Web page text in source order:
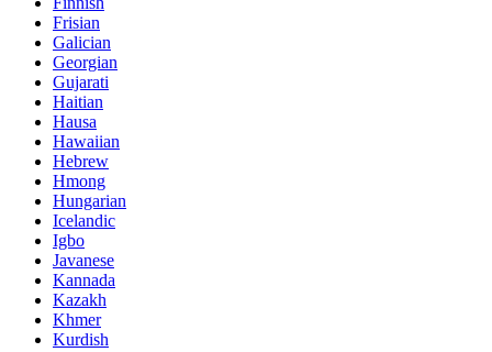
Frisian
Galician
Georgian
Gujarati
Haitian
Hausa
Hawaiian
Hebrew
Hmong
Hungarian
Icelandic
Igbo
Javanese
Kannada
Kazakh
Khmer
Kurdish